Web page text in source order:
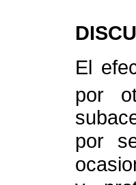
El
por
por